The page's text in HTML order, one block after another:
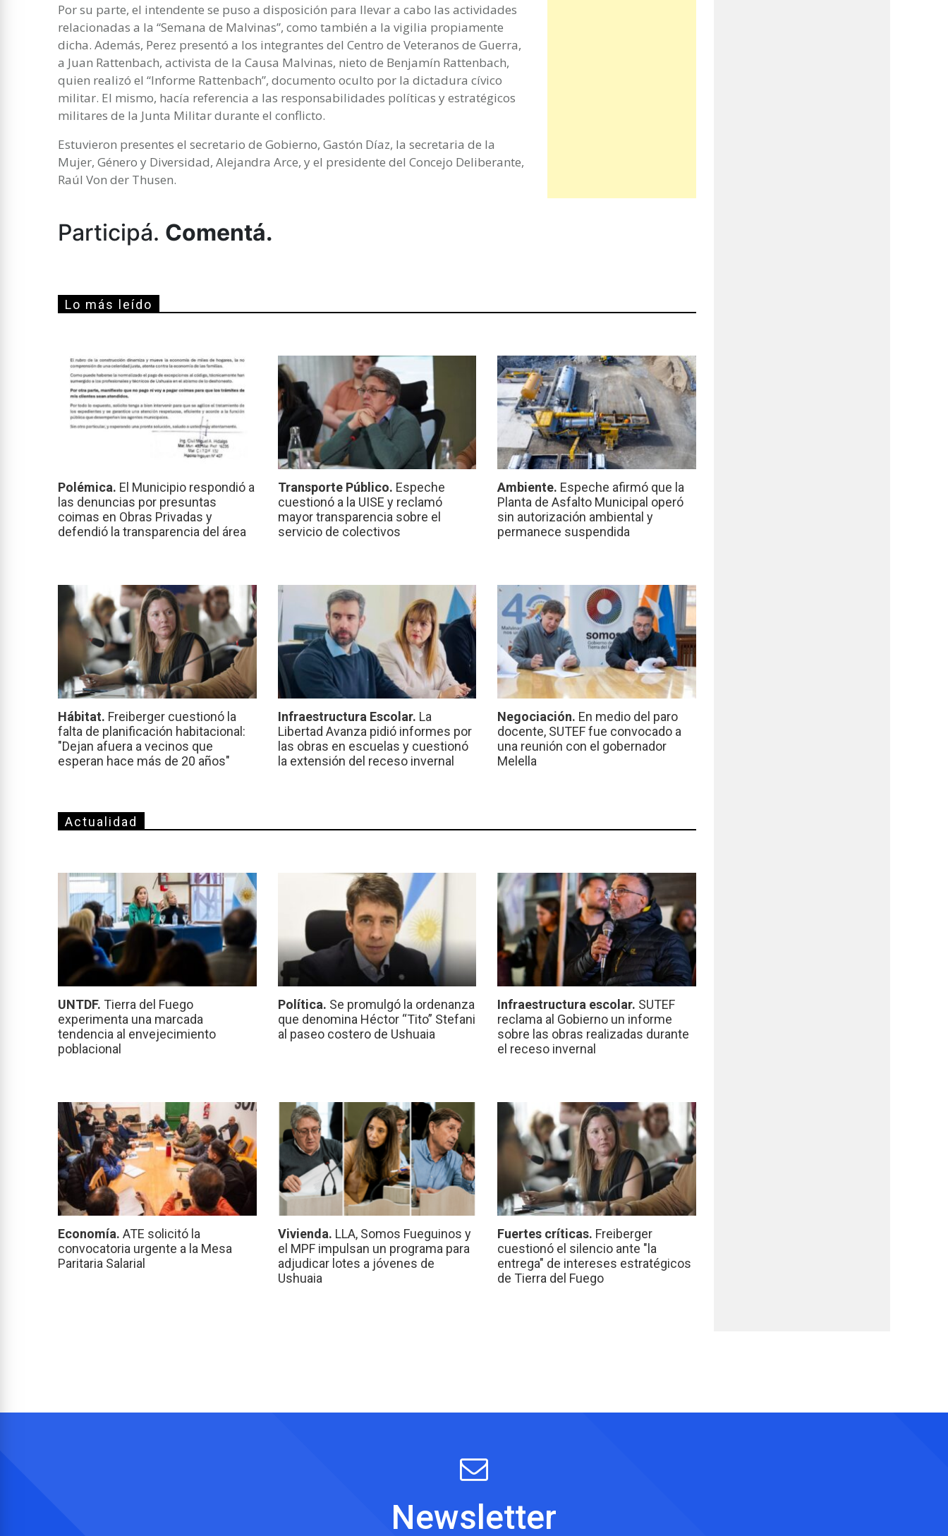
Por su parte, el intendente se puso a disposición para llevar a cabo las actividades
relacionadas a la “Semana de Malvinas”, como también a la vigilia propiamente
dicha. Además, Perez presentó a los integrantes del Centro de Veteranos de Guerra,
a Juan Rattenbach, activista de la Causa Malvinas, nieto de Benjamín Rattenbach,
quien realizó el “Informe Rattenbach”, documento oculto por la dictadura cívico
militar. El mismo, hacía referencia a las responsabilidades políticas y estratégicos
militares de la Junta Militar durante el conflicto.
Estuvieron presentes el secretario de Gobierno, Gastón Díaz, la secretaria de la
Mujer, Género y Diversidad, Alejandra Arce, y el presidente del Concejo Deliberante,
Raúl Von der Thusen.
Participá. Comentá.
Lo más leído
Polémica. El Municipio respondió a
las denuncias por presuntas
coimas en Obras Privadas y
defendió la transparencia del área
Transporte Público. Espeche
cuestionó a la UISE y reclamó
mayor transparencia sobre el
servicio de colectivos
Ambiente. Espeche afirmó que la
Planta de Asfalto Municipal operó
sin autorización ambiental y
permanece suspendida
Hábitat. Freiberger cuestionó la
falta de planificación habitacional:
"Dejan afuera a vecinos que
esperan hace más de 20 años"
Infraestructura Escolar. La
Libertad Avanza pidió informes por
las obras en escuelas y cuestionó
la extensión del receso invernal
Negociación. En medio del paro
docente, SUTEF fue convocado a
una reunión con el gobernador
Melella
Actualidad
UNTDF. Tierra del Fuego
experimenta una marcada
tendencia al envejecimiento
poblacional
Política. Se promulgó la ordenanza
que denomina Héctor “Tito” Stefani
al paseo costero de Ushuaia
Infraestructura escolar. SUTEF
reclama al Gobierno un informe
sobre las obras realizadas durante
el receso invernal
Economía. ATE solicitó la
convocatoria urgente a la Mesa
Paritaria Salarial
Vivienda. LLA, Somos Fueguinos y
el MPF impulsan un programa para
adjudicar lotes a jóvenes de
Ushuaia
Fuertes críticas. Freiberger
cuestionó el silencio ante "la
entrega" de intereses estratégicos
de Tierra del Fuego
Newsletter